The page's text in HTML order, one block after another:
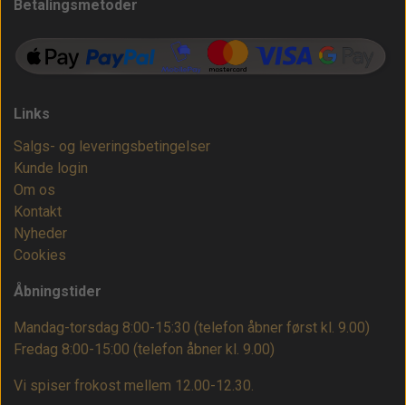
Betalingsmetoder
Links
Salgs- og leveringsbetingelser
Kunde login
Om os
Kontakt
Nyheder
Cookies
Åbningstider
Mandag-torsdag 8:00-15:30 (telefon åbner først kl. 9.00)
Fredag 8:00-15:00 (telefon åbner kl. 9.00)
Vi spiser frokost mellem 12.00-12.30.